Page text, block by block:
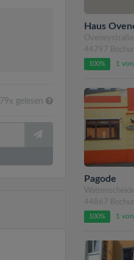
79x gelesen
Haus
44797
100% 1
Pagode
44867
100% 1